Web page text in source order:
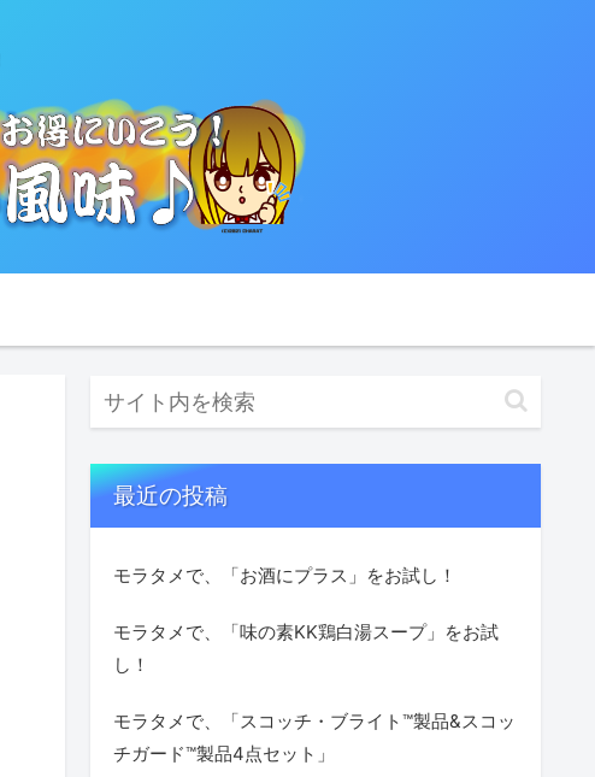
最近の投稿
モラタメで、「お酒にプラス」をお試し！
モラタメで、「味の素KK鶏白湯スープ」をお試
し！
モラタメで、「スコッチ・ブライト™製品&スコッ
チガード™製品4点セット」